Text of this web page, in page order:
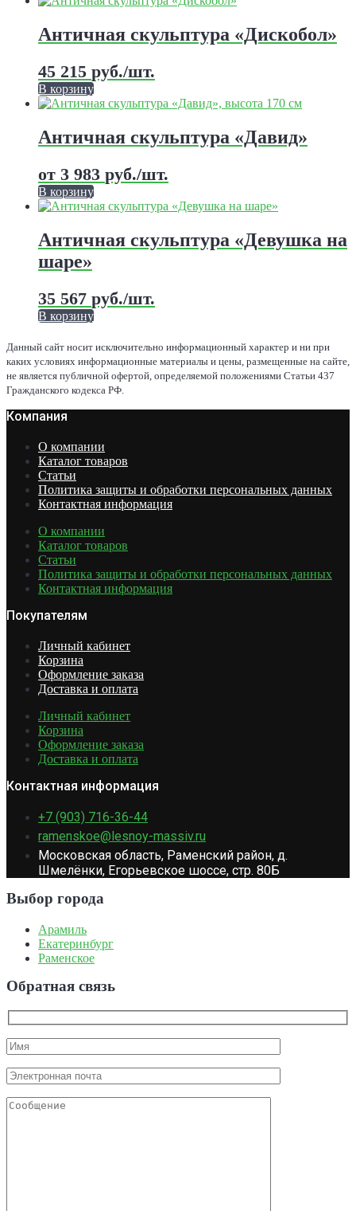
имеет
несколько
Опции
можно
выбрать
странице
товара.
Античная скульптура «Дискобол»
45 215 руб./шт.
В корзину
Этот
имеет
несколько
Опции
можно
выбрать
странице
товара.
Античная скульптура «Давид»
от 3 983 руб./шт.
В корзину
Этот
имеет
несколько
вариаций.
можно
выбрать
на
товара.
Античная скульптура «Девушка на
шаре»
35 567 руб./шт.
В корзину
товар
имеет
несколько
вариаций.
можно
на
странице
товара.
Данный сайт носит исключительно информационный характер и ни при
каких условиях информационные материалы и цены, размещенные на сайте,
не является публичной офертой, определяемой положениями Статьи 437
Гражданского кодекса РФ.
Компания
О компании
Каталог товаров
Статьи
Политика защиты и обработки персональных данных
Контактная информация
О компании
Каталог товаров
Статьи
Политика защиты и обработки персональных данных
Контактная информация
Покупателям
Личный кабинет
Корзина
Оформление заказа
Доставка и оплата
Личный кабинет
Корзина
Оформление заказа
Доставка и оплата
Контактная информация
+7 (903) 716-36-44
ramenskoe@lesnoy-massiv.ru
Московская область, Раменский район, д.
Шмелёнки, Егорьевское шоссе, стр. 80Б
Выбор города
Арамиль
Екатеринбург
Раменское
Обратная связь